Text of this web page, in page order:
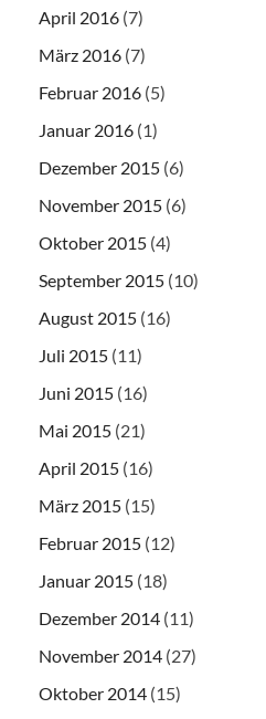
April 2016 (7)
März 2016 (7)
Februar 2016 (5)
Januar 2016 (1)
Dezember 2015 (6)
November 2015 (6)
Oktober 2015 (4)
September 2015 (10)
August 2015 (16)
Juli 2015 (11)
Juni 2015 (16)
Mai 2015 (21)
April 2015 (16)
März 2015 (15)
Februar 2015 (12)
Januar 2015 (18)
Dezember 2014 (11)
November 2014 (27)
Oktober 2014 (15)